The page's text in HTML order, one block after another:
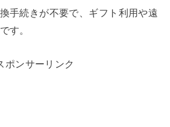
手続きが不要で、ギフト利用や遠
す。
ポンサーリンク